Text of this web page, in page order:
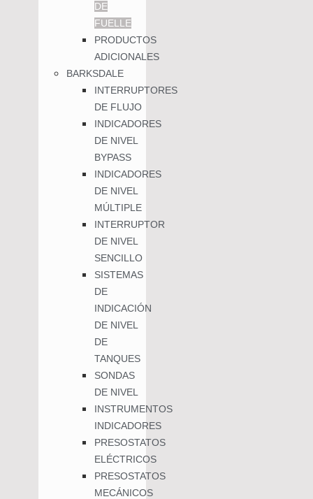
DE
FUELLE
PRODUCTOS
ADICIONALES
BARKSDALE
INTERRUPTORES
DE FLUJO
INDICADORES
DE NIVEL
BYPASS
INDICADORES
DE NIVEL
MÚLTIPLE
INTERRUPTOR
DE NIVEL
SENCILLO
SISTEMAS
DE
INDICACIÓN
DE NIVEL
DE
TANQUES
SONDAS
DE NIVEL
INSTRUMENTOS
INDICADORES
PRESOSTATOS
ELÉCTRICOS
PRESOSTATOS
MECÁNICOS